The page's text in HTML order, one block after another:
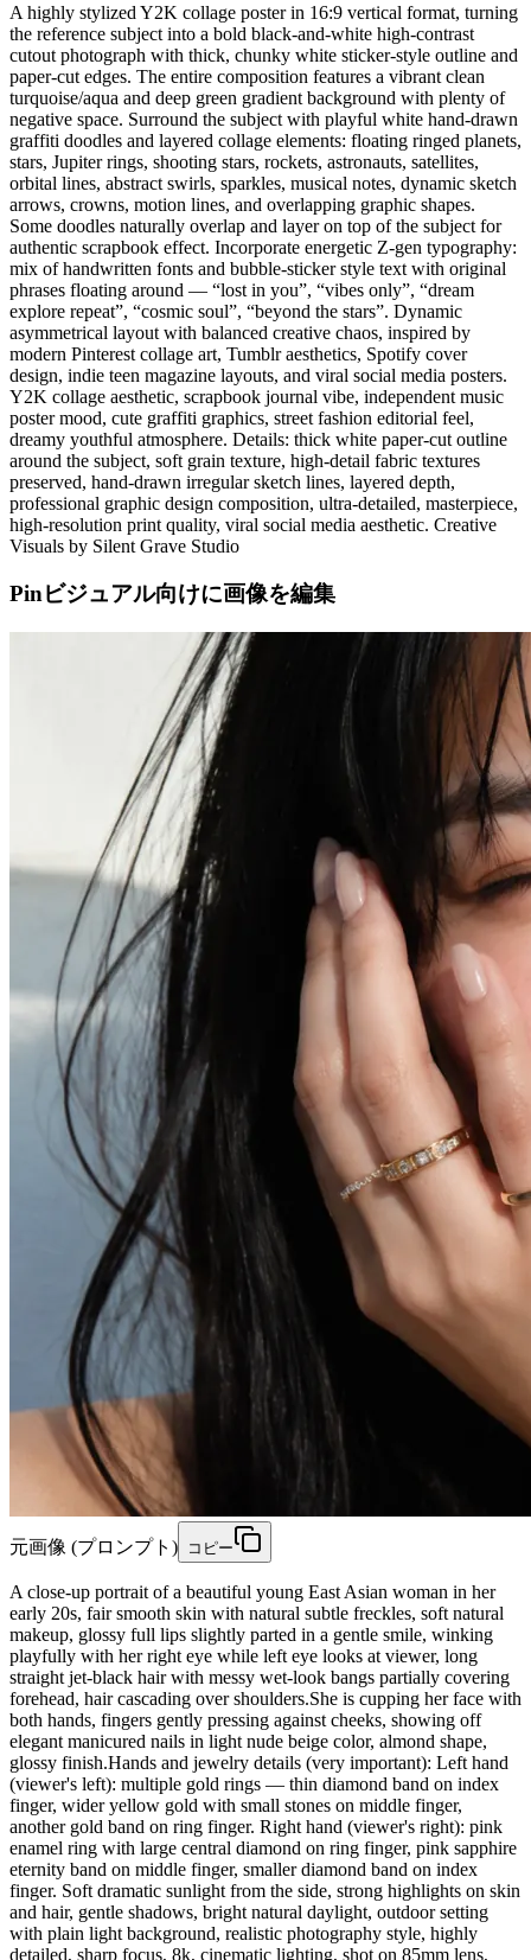
A highly stylized Y2K collage poster in 16:9 vertical format, turning
the reference subject into a bold black-and-white high-contrast
cutout photograph with thick, chunky white sticker-style outline and
paper-cut edges. The entire composition features a vibrant clean
turquoise/aqua and deep green gradient background with plenty of
negative space. Surround the subject with playful white hand-drawn
graffiti doodles and layered collage elements: floating ringed planets,
stars, Jupiter rings, shooting stars, rockets, astronauts, satellites,
orbital lines, abstract swirls, sparkles, musical notes, dynamic sketch
arrows, crowns, motion lines, and overlapping graphic shapes.
Some doodles naturally overlap and layer on top of the subject for
authentic scrapbook effect. Incorporate energetic Z-gen typography:
mix of handwritten fonts and bubble-sticker style text with original
phrases floating around — “lost in you”, “vibes only”, “dream
explore repeat”, “cosmic soul”, “beyond the stars”. Dynamic
asymmetrical layout with balanced creative chaos, inspired by
modern Pinterest collage art, Tumblr aesthetics, Spotify cover
design, indie teen magazine layouts, and viral social media posters.
Y2K collage aesthetic, scrapbook journal vibe, independent music
poster mood, cute graffiti graphics, street fashion editorial feel,
dreamy youthful atmosphere. Details: thick white paper-cut outline
around the subject, soft grain texture, high-detail fabric textures
preserved, hand-drawn irregular sketch lines, layered depth,
professional graphic design composition, ultra-detailed, masterpiece,
high-resolution print quality, viral social media aesthetic. Creative
Visuals by Silent Grave Studio
Pinビジュアル向けに画像を編集
元画像 (プロンプト) コピー
A close-up portrait of a beautiful young East Asian woman in her
early 20s, fair smooth skin with natural subtle freckles, soft natural
makeup, glossy full lips slightly parted in a gentle smile, winking
playfully with her right eye while left eye looks at viewer, long
straight jet-black hair with messy wet-look bangs partially covering
forehead, hair cascading over shoulders.She is cupping her face with
both hands, fingers gently pressing against cheeks, showing off
elegant manicured nails in light nude beige color, almond shape,
glossy finish.Hands and jewelry details (very important): Left hand
(viewer's left): multiple gold rings — thin diamond band on index
finger, wider yellow gold with small stones on middle finger,
another gold band on ring finger. Right hand (viewer's right): pink
enamel ring with large central diamond on ring finger, pink sapphire
eternity band on middle finger, smaller diamond band on index
finger. Soft dramatic sunlight from the side, strong highlights on skin
and hair, gentle shadows, bright natural daylight, outdoor setting
with plain light background, realistic photography style, highly
detailed, sharp focus, 8k, cinematic lighting, shot on 85mm lens,